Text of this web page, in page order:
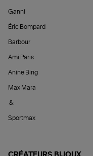
Ganni
Éric Bompard
Barbour
Ami Paris
Anine Bing
Max Mara
&
Sportmax